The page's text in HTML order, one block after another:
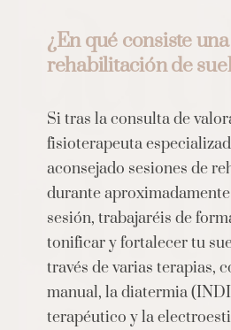
¿En qué consiste
rehabilitación de
Si tras la consulta de
fisioterapeuta
aconsejado sesiones de
durante
sesión, trabajaréis de
tonificar y fortalecer tu
través de varias terapias,
manual, la diatermia
terapéutico y la